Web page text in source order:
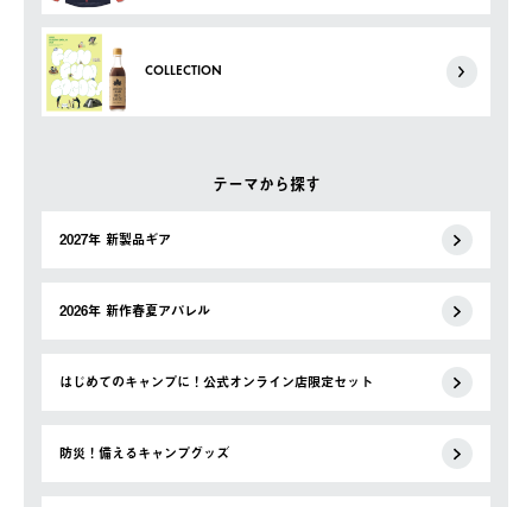
COLLECTION
テーマから探す
2027年 新製品ギア
2026年 新作春夏アパレル
はじめてのキャンプに！公式オンライン店限定セット
防災！備えるキャンプグッズ